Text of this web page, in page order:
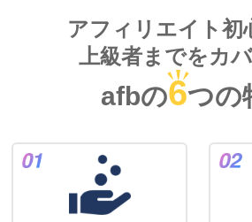
アフィリエイト初
上級者までをカ
afbの6つの